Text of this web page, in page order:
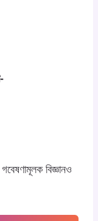
বিজ্ঞানও